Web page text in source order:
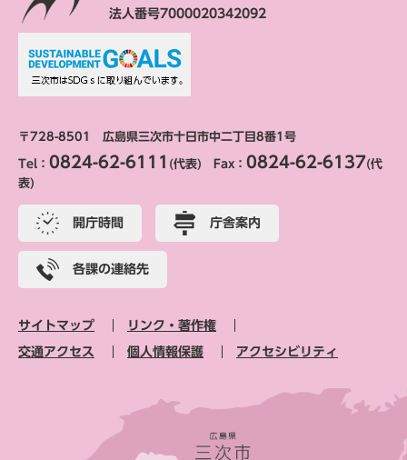
法人番号7000020342092
〒728-8501 広島県三次市十日市中二丁目8番1号
Tel： 0824-62-6111 (代表) Fax： 0824-62-6137(代
表)
開庁時間 庁舎案内
各課の連絡先
サイトマップ リンク・著作権
交通アクセス 個人情報保護 アクセシビリティ